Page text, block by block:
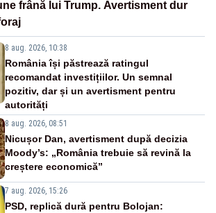
frână lui Trump. Avertisment dur
8 aug. 2026, 10:38
România își păstrează ratingul
recomandat investițiilor. Un semnal
pozitiv, dar și un avertisment pentru
autorități
8 aug. 2026, 08:51
Nicușor Dan, avertisment după decizia
Moody’s: „România trebuie să revină la
creștere economică”
7 aug. 2026, 15:26
PSD, replică dură pentru Bolojan: